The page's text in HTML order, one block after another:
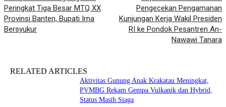
Peringkat Tiga Besar MTQ XX
Provinsi Banten, Bupati Irna
Bersyukur
Pengecekan Pengamanan
Kunjungan Kerja Wakil Presiden
RI ke Pondok Pesantren An-
Nawawi Tanara
RELATED ARTICLES
Aktivitas Gunung Anak Krakatau Meningkat,
PVMBG Rekam Gempa Vulkanik dan Hybrid,
Status Masih Siaga